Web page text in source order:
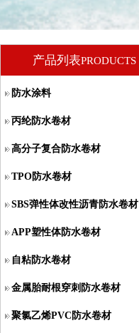
产品列表PRODUCTS
防水涂料
丙纶防水卷材
高分子复合防水卷材
TPO防水卷材
SBS弹性体改性沥青防水卷材
APP塑性体防水卷材
自粘防水卷材
金属胎耐根穿刺防水卷材
聚氯乙烯PVC防水卷材